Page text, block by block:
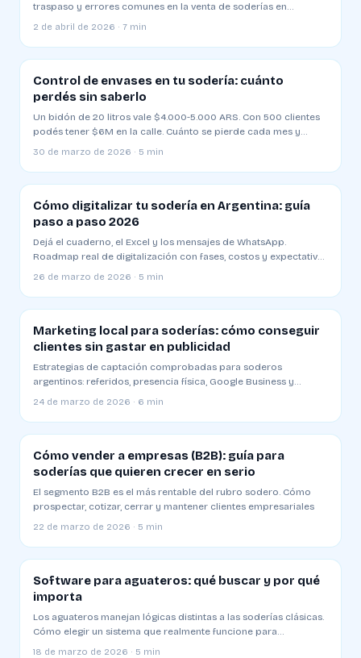
traspaso y errores comunes en la venta de soderías en
Argentina
2 de abril de 2026 · 7 min
Control de envases en tu sodería: cuánto
perdés sin saberlo
Un bidón de 20 litros vale $4.000-5.000 ARS. Con 500 clientes
podés tener $6M en la calle. Cuánto se pierde cada mes y
cómo evitarlo
30 de marzo de 2026 · 5 min
Cómo digitalizar tu sodería en Argentina: guía
paso a paso 2026
Dejá el cuaderno, el Excel y los mensajes de WhatsApp.
Roadmap real de digitalización con fases, costos y expectativas
de ROI
26 de marzo de 2026 · 5 min
Marketing local para soderías: cómo conseguir
clientes sin gastar en publicidad
Estrategias de captación comprobadas para soderos
argentinos: referidos, presencia física, Google Business y
alianzas locales
24 de marzo de 2026 · 6 min
Cómo vender a empresas (B2B): guía para
soderías que quieren crecer en serio
El segmento B2B es el más rentable del rubro sodero. Cómo
prospectar, cotizar, cerrar y mantener clientes empresariales
22 de marzo de 2026 · 5 min
Software para aguateros: qué buscar y por qué
importa
Los aguateros manejan lógicas distintas a las soderías clásicas.
Cómo elegir un sistema que realmente funcione para
distribución a zonas sin red
18 de marzo de 2026 · 5 min